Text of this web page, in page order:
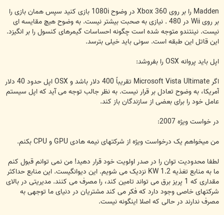
Madden را بر روی Xbox 360 در وضوح 1080i بازی کنید سپس همان بازی را
بر روی Wii در 480 . نیازی به صحبت بیشتر نیست. به وضوح هیچ مقایسه ای
نیست. نینتندو متوجه شده است چگونه احساسات گیمرهای کنسول را بر انگیزد.
این قاتل این طبقه است. سونی باید خیلی بترسد.
اپل باید پروانه OSX را بفروشد:
اگر Microsoft Vista Ultimate تقریباً 400 دلار باشد و OSX اپل حدود 40 دلار
آمریکا، به وضوح تعادل بر قرار نیست. به نظر جالب توجه می آید که اپل سیستم
عامل خود را برای بعضی از سازندگان باز کند.
در خواست ویژه 2007:
من میخواهم یک درخواست ویژه از شرکتهای نیمه هادی GPU و CPU بکنم.
لطفا محدودیت توان را در صدر اولویت خود قرار دهید! من نمی توانم قبول کنم
ما به منابع تغذیه 1.2 KW نزدیک می شویم. این دیوانگیست. این منابع حداکثر
مقداری که 1 پریز برق می تواند تامین کند، را مصرف می کنند. مدیریتی در بالای
شرکتهای خاصی وجود دارد که فکر می کند مشتریان در دنیای ما توجهی به
مصرف ندارند در حالی که اصلا اینگونه نیست.